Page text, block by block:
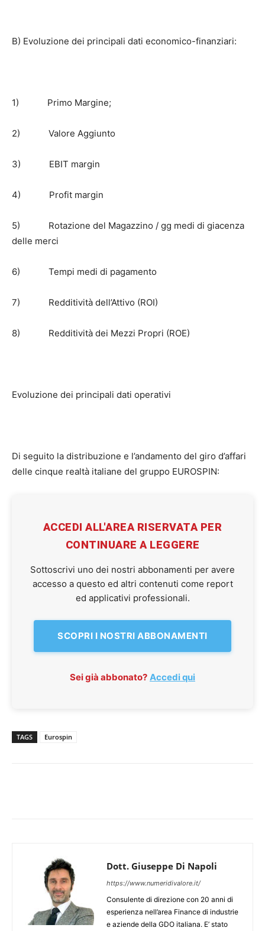
B) Evoluzione dei principali dati economico-finanziari:
1) Primo Margine;
2) Valore Aggiunto
3) EBIT margin
4) Profit margin
5) Rotazione del Magazzino / gg medi di giacenza
delle merci
6) Tempi medi di pagamento
7) Redditività dell’Attivo (ROI)
8) Redditività dei Mezzi Propri (ROE)
Evoluzione dei principali dati operativi
Di seguito la distribuzione e l’andamento del giro d’affari
delle cinque realtà italiane del gruppo EUROSPIN:
ACCEDI ALL'AREA RISERVATA PER
CONTINUARE A LEGGERE
Sottoscrivi uno dei nostri abbonamenti per avere
accesso a questo ed altri contenuti come report
ed applicativi professionali.
SCOPRI I NOSTRI ABBONAMENTI
Sei già abbonato? Accedi qui
TAGS Eurospin
Dott. Giuseppe Di Napoli
https://www.numeridivalore.it/
Consulente di direzione con 20 anni di
esperienza nell’area Finance di industrie
e aziende della GDO italiana. E’ stato